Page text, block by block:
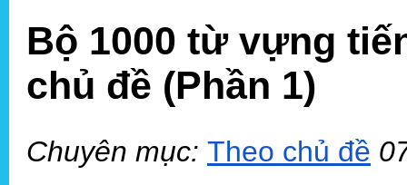
Bộ 1000 từ vựng
chủ đề (Phần 1)
Chuyên mục: Theo chủ đề